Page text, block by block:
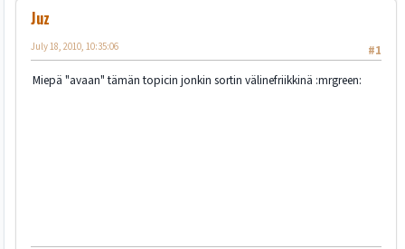
Juz
#1
July 18, 2010, 10:35:06
Miepä "avaan" tämän topicin jonkin sortin välinefriikkinä :mrgreen: